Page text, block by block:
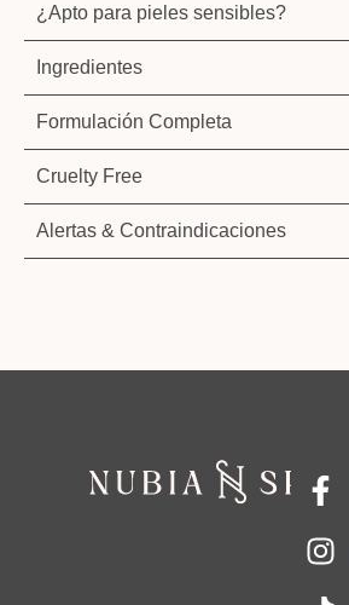
¿Apto para pieles sensibles?
Ingredientes
Formulación Completa
Cruelty Free
Alertas & Contraindicaciones